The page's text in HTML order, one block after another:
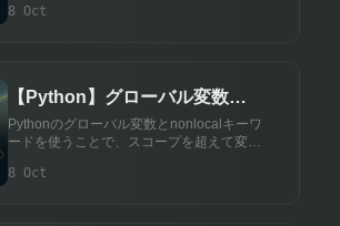
GILの回避方法についても紹介します。
8 Oct
【Python】グローバル変数と
nonlocalキーワードの使い方 -
スコープを超えた変数の操作
Pythonのグローバル変数とnonlocalキーワ
ードを使うことで、スコープを超えて変数
この記事では、それぞれの使い方、違い、
8 Oct